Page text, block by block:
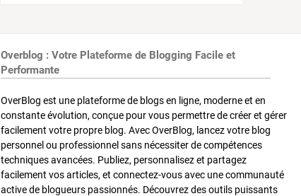
Overblog : Votre Plateforme de Blogging Facile et
Performante
OverBlog est une plateforme de blogs en ligne, moderne et en
constante évolution, conçue pour vous permettre de créer et gérer
facilement votre propre blog. Avec OverBlog, lancez votre blog
personnel ou professionnel sans nécessiter de compétences
techniques avancées. Publiez, personnalisez et partagez
facilement vos articles, et connectez-vous avec une communauté
active de blogueurs passionnés. Découvrez des outils puissants